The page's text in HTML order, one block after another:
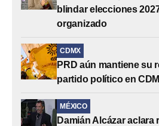
blindar elecciones
organizado
CDMX
PRD aún mantiene su
partido político en
MÉXICO
Damián Alcázar